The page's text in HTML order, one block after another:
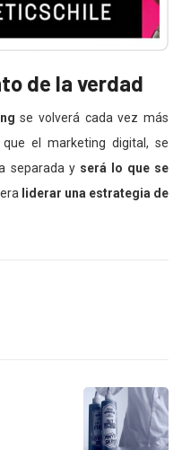
de la verdad
se volverá cada vez más
el marketing digital, se
separada y será lo que se
liderar una estrategia de